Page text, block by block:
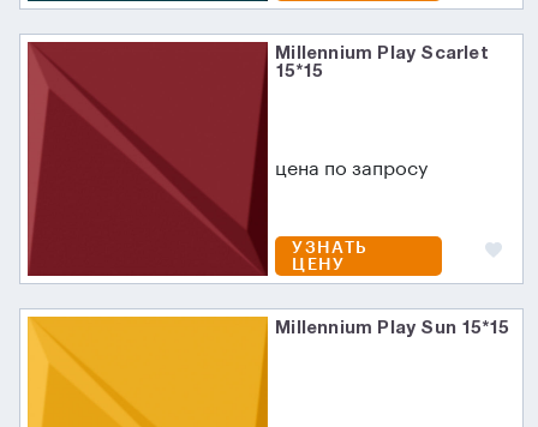
Millennium Play Scarlet
15*15
цена по запросу
УЗНАТЬ
ЦЕНУ
Millennium Play Sun 15*15